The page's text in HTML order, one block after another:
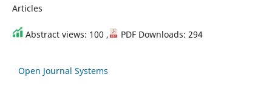
Articles
Abstract views: 100 , PDF Downloads: 294
Open Journal Systems